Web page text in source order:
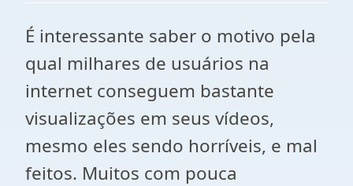
É interessante saber o motivo pela
qual milhares de usuários na
internet conseguem bastante
visualizações em seus vídeos,
mesmo eles sendo horríveis, e mal
feitos. Muitos com pouca